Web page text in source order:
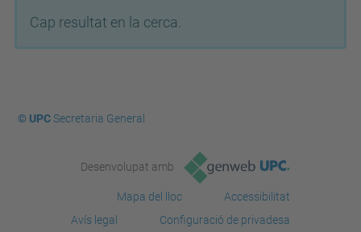
Cap resultat en la cerca.
© UPCSecretaria General
Desenvolupat amb
Mapa del lloc
Accessibilitat
Avís legal
Configuració de privadesa